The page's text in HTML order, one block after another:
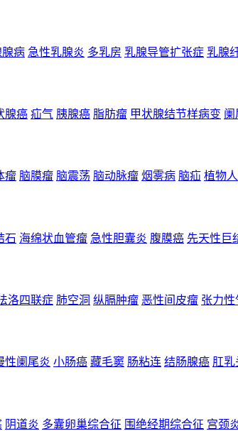
病 急性乳腺炎 多乳房 乳腺导管扩张症 乳腺
腺癌 疝气 胰腺癌 脂肪瘤 甲状腺结节样病变 阑
瘤 脑膜瘤 脑震荡 脑动脉瘤 烟雾病 脑疝 植物人
石 海绵状血管瘤 急性胆囊炎 腹膜癌 先天性巨
洛四联症 肺空洞 纵膈肿瘤 恶性间皮瘤 张力性
性阑尾炎 小肠癌 藏毛窦 肠粘连 结肠腺癌 肛乳
阴道炎 多囊卵巢综合征 围绝经期综合征 宫颈